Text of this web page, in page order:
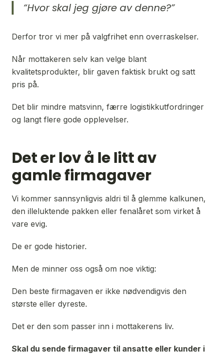
“Hvor skal jeg gjøre av denne?”
Derfor tror vi mer på valgfrihet enn overraskelser.
Når mottakeren selv kan velge blant
kvalitetsprodukter, blir gaven faktisk brukt og satt
pris på.
Det blir mindre matsvinn, færre logistikkutfordringer
og langt flere gode opplevelser.
Det er lov å le litt av
gamle firmagaver
Vi kommer sannsynligvis aldri til å glemme kalkunen,
den illeluktende pakken eller fenalåret som virket å
vare evig.
De er gode historier.
Men de minner oss også om noe viktig:
Den beste firmagaven er ikke nødvendigvis den
største eller dyreste.
Det er den som passer inn i mottakerens liv.
Skal du sende firmagaver til ansatte eller kunder i